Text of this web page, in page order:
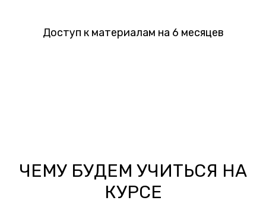
Доступ к материалам на 6 месяцев
ЧЕМУ БУДЕМ УЧИТЬСЯ НА
КУРСЕ